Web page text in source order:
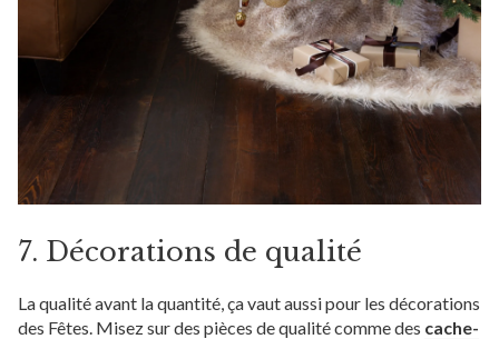
7. Décorations de qualité
La qualité avant la quantité, ça vaut aussi pour les décorations
des Fêtes. Misez sur des pièces de qualité comme des cache-